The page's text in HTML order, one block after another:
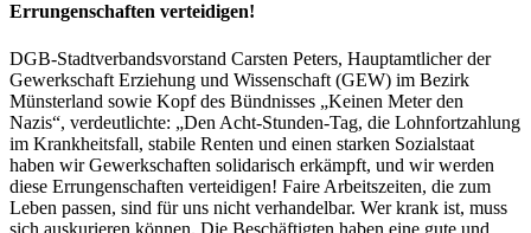
Errungenschaften verteidigen!
DGB-Stadtverbandsvorstand Carsten Peters, Hauptamtlicher der
Gewerkschaft Erziehung und Wissenschaft (GEW) im Bezirk
Münsterland sowie Kopf des Bündnisses „Keinen Meter den
Nazis“, verdeutlichte: „Den Acht-Stunden-Tag, die Lohnfortzahlung
im Krankheitsfall, stabile Renten und einen starken Sozialstaat
haben wir Gewerkschaften solidarisch erkämpft, und wir werden
diese Errungenschaften verteidigen! Faire Arbeitszeiten, die zum
Leben passen, sind für uns nicht verhandelbar. Wer krank ist, muss
sich auskurieren können. Die Beschäftigten haben eine gute und